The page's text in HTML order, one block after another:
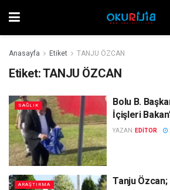
Anasayfa Etiket TANJU ÖZCAN
Etiket:TANJU ÖZCAN
SAĞLIK
Bolu B.
İçişleri
YAZAN: EDITOR
ARAŞTIRMA
Tanju Özcan;